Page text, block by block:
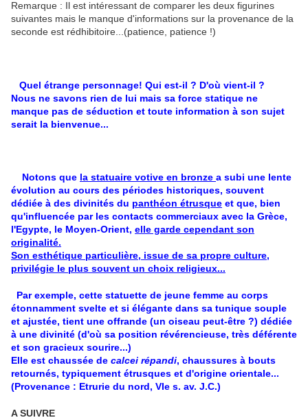
Remarque : Il est intéressant de comparer les deux figurines
suivantes mais le manque d'informations sur la provenance de la
seconde est rédhibitoire...(patience, patience !)
Quel étrange personnage! Qui est-il ? D'où vient-il ?
Nous ne savons rien de lui mais sa force statique ne
manque pas de séduction et toute information à son sujet
serait la bienvenue...
Notons que la statuaire votive en bronze a subi une lente
évolution au cours des périodes historiques, souvent
dédiée à des divinités du panthéon étrusque et que, bien
qu'influencée par les contacts commerciaux avec la Grèce,
l'Egypte, le Moyen-Orient, elle garde cependant son
originalité.
Son esthétique particulière, issue de sa propre culture,
privilégie le plus souvent un choix religieux...
Par exemple, cette statuette de jeune femme au corps
étonnamment svelte et si élégante dans sa tunique souple
et ajustée, tient une offrande (un oiseau peut-être ?) dédiée
à une divinité (d'où sa position révérencieuse, très déférente
et son gracieux sourire...)
Elle est chaussée de calcei répandi, chaussures à bouts
retournés, typiquement étrusques et d'origine orientale...
(Provenance : Etrurie du nord, VIe s. av. J.C.)
A SUIVRE